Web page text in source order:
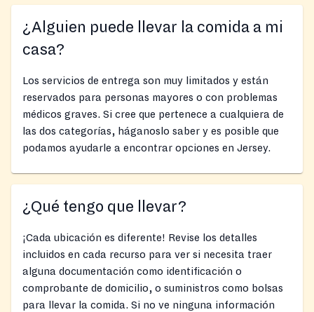
¿Alguien puede llevar la comida a mi
casa?
Los servicios de entrega son muy limitados y están
reservados para personas mayores o con problemas
médicos graves. Si cree que pertenece a cualquiera de
las dos categorías, háganoslo saber y es posible que
podamos ayudarle a encontrar opciones en Jersey.
¿Qué tengo que llevar?
¡Cada ubicación es diferente! Revise los detalles
incluidos en cada recurso para ver si necesita traer
alguna documentación como identificación o
comprobante de domicilio, o suministros como bolsas
para llevar la comida. Si no ve ninguna información